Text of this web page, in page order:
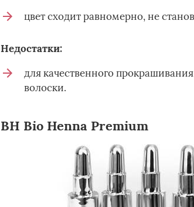
цвет сходит равномерно, не
Недостатки:
для качественного
волоски.
BH Bio Henna Premium